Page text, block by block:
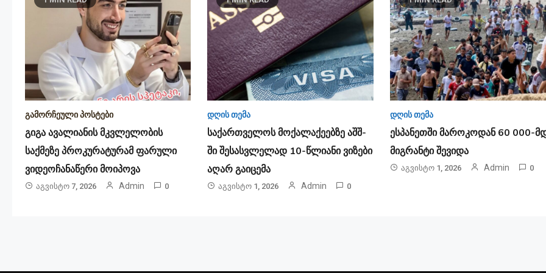
გამორჩეული პოსტები
გიგა ავალიანის მკვლელობის
საქმეზე პროკურატურამ ფარული
ვიდეოჩანაწერი მოიპოვა
Აგვისტო 7, 2026 Admin 0
დღის თემა
საქართველოს მოქალაქეებზე აშშ-
ში შესასვლელად 10-წლიანი ვიზები
აღარ გაიცემა
Აგვისტო 1, 2026 Admin 0
დღის თემა
ესპანეთში მა­რო­კო­დან 60 000-
მიგ­რან­ტი შე­ვი­და
Აგვისტო 1, 2026 Admin 0